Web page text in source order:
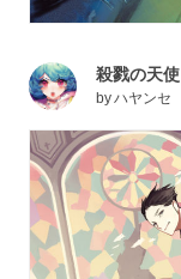
殺戮の天使
byハヤンセ